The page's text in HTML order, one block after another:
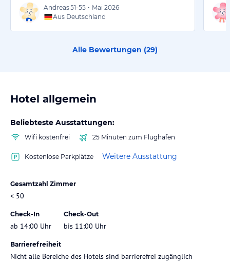
Andreas51-55 • Mai 2026
Aus Deutschland
Alle Bewertungen (29)
Hotel allgemein
Beliebteste Ausstattungen:
Wifi kostenfrei 25 Minuten zum Flughafen
Kostenlose Parkplätze Weitere Ausstattung
Gesamtzahl Zimmer
< 50
Check-In
ab 14:00 Uhr
Check-Out
bis 11:00 Uhr
Barrierefreiheit
Nicht alle Bereiche des Hotels sind barrierefrei zugänglich